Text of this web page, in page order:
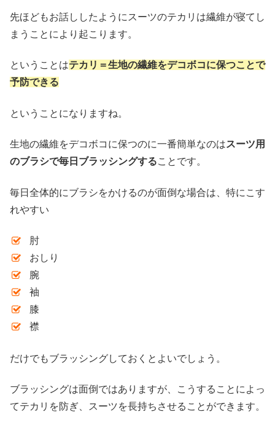
先ほどもお話ししたようにスーツのテカリは繊維が寝てし
まうことにより起こります。
ということはテカリ＝生地の繊維をデコボコに保つことで
予防できる
ということになりますね。
生地の繊維をデコボコに保つのに一番簡単なのはスーツ用
のブラシで毎日ブラッシングすることです。
毎日全体的にブラシをかけるのが面倒な場合は、特にこす
れやすい
肘
おしり
腕
袖
膝
襟
だけでもブラッシングしておくとよいでしょう。
ブラッシングは面倒ではありますが、こうすることによっ
てテカリを防ぎ、スーツを長持ちさせることができます。